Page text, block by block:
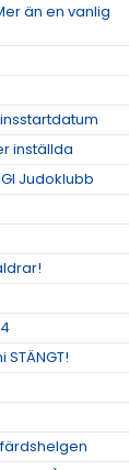
än en vanlig
inställda
Judoklubb